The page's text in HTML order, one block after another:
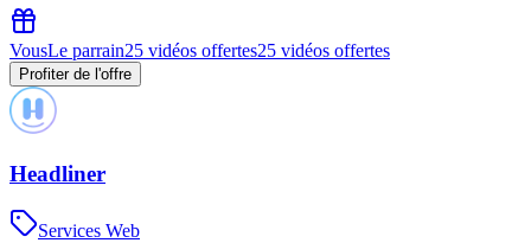
VousLe parrain25 vidéos offertes25 vidéos offertes
Profiter de l'offre
Headliner
Services Web